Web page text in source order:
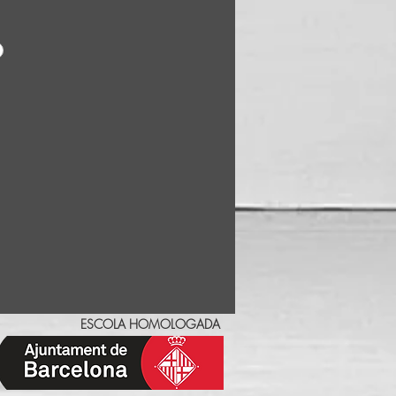
dia
ESCOLA HOMOLOGADA